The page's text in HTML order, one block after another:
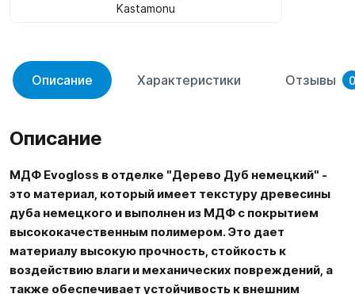
Kastamonu
Описание Характеристики Отзывы 0
Описание
МДФ Evogloss в отделке "Дерево Дуб немецкий" -
это материал, который имеет текстуру древесины
дуба немецкого и выполнен из МДФ с покрытием
высококачественным полимером. Это дает
материалу высокую прочность, стойкость к
воздействию влаги и механических повреждений, а
также обеспечивает устойчивость к внешним